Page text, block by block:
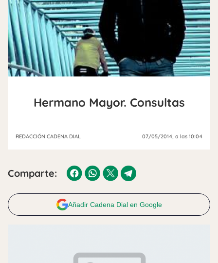
Hermano Mayor. Consultas
REDACCIÓN CADENA DIAL 07/05/2014 , a las 10:04
Comparte:
Añadir Cadena Dial en Google